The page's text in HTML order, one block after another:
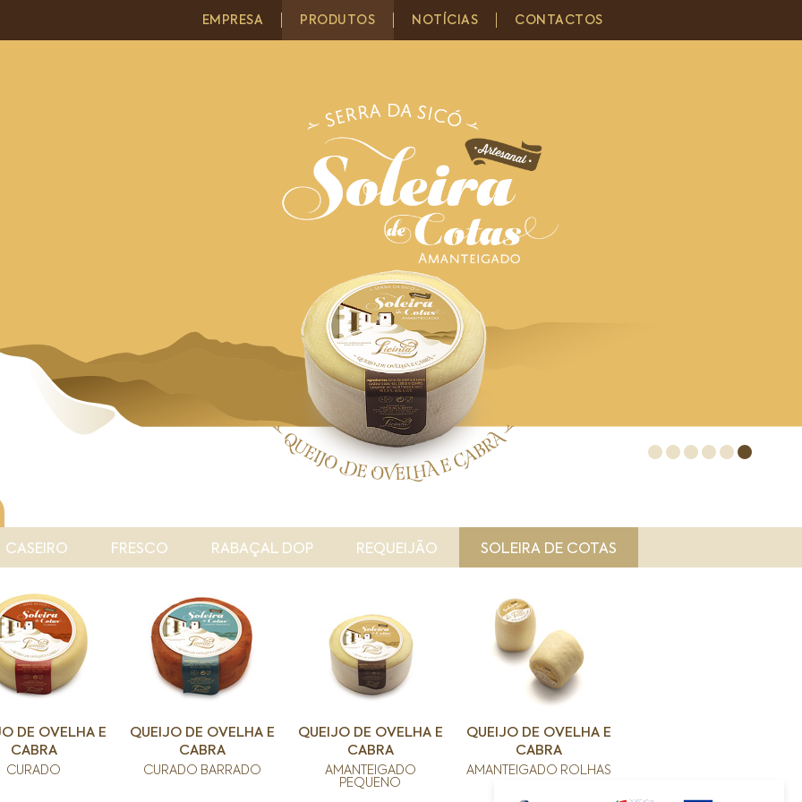
EMPRESA PRODUTOS NOTÍCIAS CONTACTOS
CASEIRO FRESCO RABAÇAL DOP REQUEIJÃO SOLEIRA DE COTAS
DE OVELHA E
CABRA
CURADO
QUEIJO DE OVELHA E
CABRA
CURADO BARRADO
QUEIJO DE OVELHA E
CABRA
AMANTEIGADO
PEQUENO
QUEIJO DE OVELHA E
CABRA
AMANTEIGADO ROLHAS